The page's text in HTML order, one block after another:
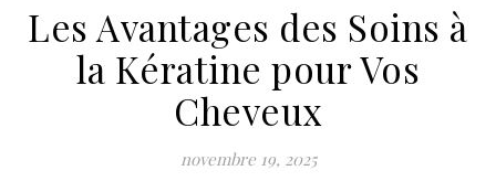
Les Avantages des Soins à
la Kératine pour Vos
Cheveux
novembre 19, 2025